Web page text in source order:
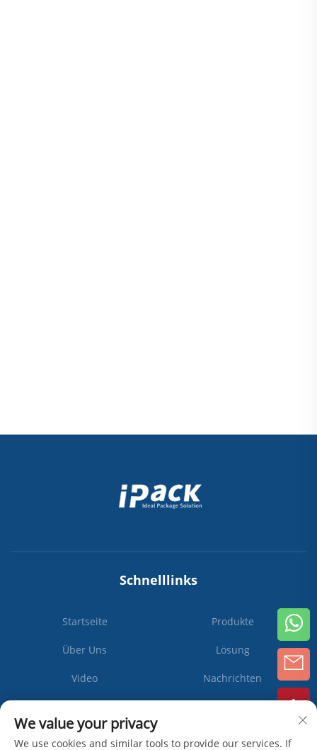
Schnelllinks
Startseite Produkte
Über Uns Lösung
Video Nachrichten
We value your privacy
We use cookies and similar tools to provide our services. If